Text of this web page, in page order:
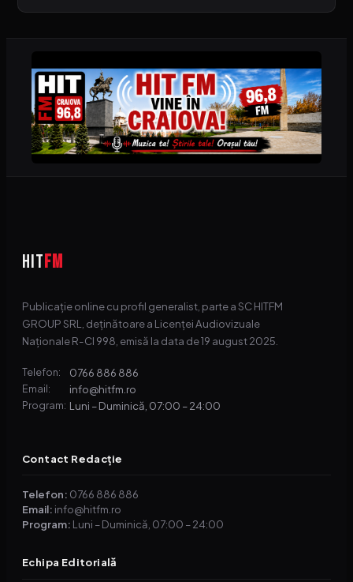
HITFM
Publicație online cu profil generalist, parte a SC HITFM
GROUP SRL, deținătoare a Licenței Audiovizuale
Naționale R-CI 998, emisă la data de 19 august 2025.
Telefon: 0766 886 886
Email: info@hitfm.ro
Program: Luni – Duminică, 07:00 – 24:00
Contact Redacție
Telefon: 0766 886 886
Email: info@hitfm.ro
Program: Luni – Duminică, 07:00 – 24:00
Echipa Editorială